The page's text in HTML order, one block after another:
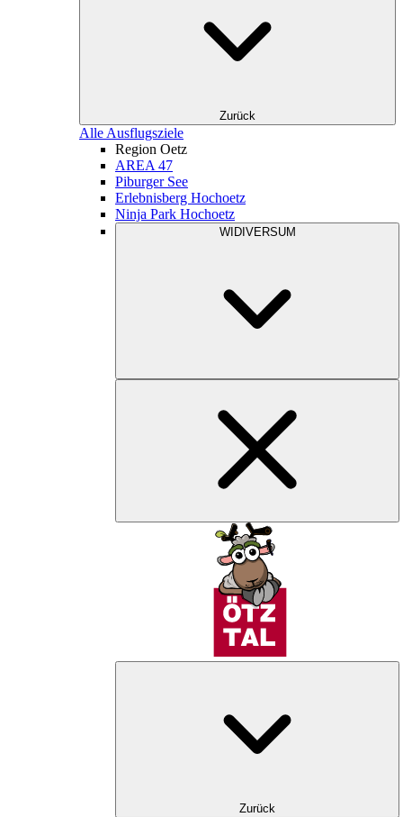
Zurück
Alle Ausflugsziele
Region Oetz
AREA 47
Piburger See
Erlebnisberg Hochoetz
Ninja Park Hochoetz
WIDIVERSUM
Zurück